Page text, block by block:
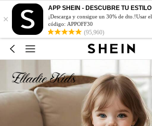
×
APP SHEIN - DESCUBRE TU ESTILO
¡Descarga y consigue un 30% de dto.!Usar el
código: APPOFF30
(95,960)